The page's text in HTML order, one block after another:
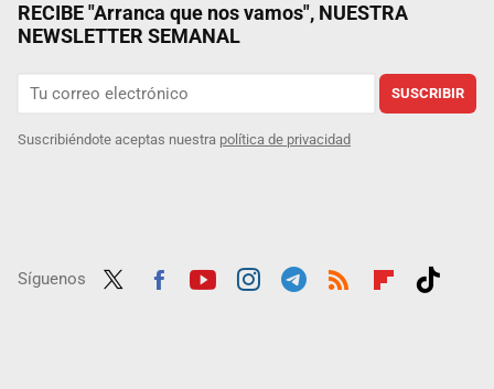
RECIBE "Arranca que nos vamos", NUESTRA
NEWSLETTER SEMANAL
SUSCRIBIR
Suscribiéndote aceptas nuestra política de privacidad
Síguenos